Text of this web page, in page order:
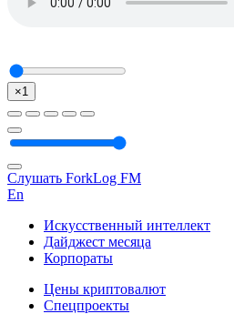
×1
Слушать ForkLog FM
En
Искусственный интеллект
Дайджест месяца
Корпораты
Цены криптовалют
Спецпроекты